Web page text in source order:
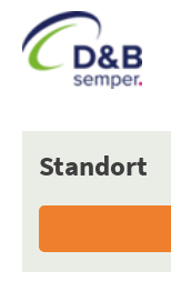
Standort